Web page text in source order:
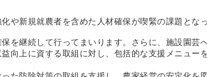
新規就農者を含めた人材確保が喫緊の課題となっ
を継続して行ってまいります。さらに、施設園芸
向上に資する取組に対し、包括的な支援メニュー